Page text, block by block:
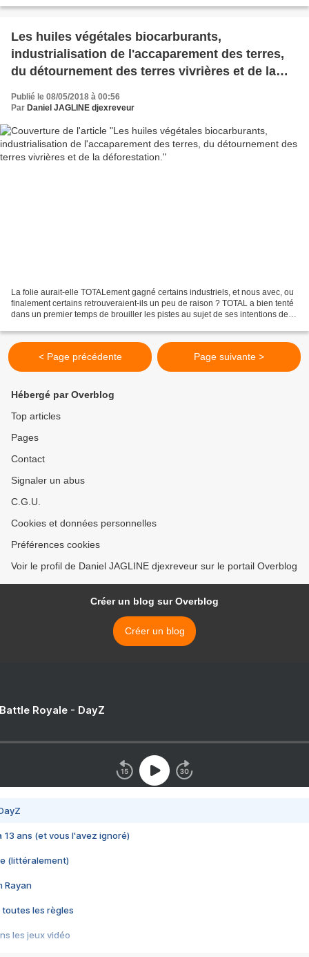
Les huiles végétales biocarburants,
industrialisation de l'accaparement des terres,
du détournement des terres vivrières et de la
Publié le 08/05/2018 à 00:56
Par Daniel JAGLINE djexreveur
La folie aurait-elle TOTALement gagné certains industriels, et nous avec, ou
finalement certains retrouveraient-ils un peu de raison ? TOTAL a bien tenté
dans un premier temps de brouiller les pistes au sujet de ses intentions de
< Page précédente Page suivante >
Hébergé par Overblog
Top articles
Pages
Contact
Signaler un abus
C.G.U.
Cookies et données personnelles
Préférences cookies
Voir le profil de Daniel JAGLINE djexreveur sur le portail Overblog
Créer un blog sur Overblog
Créer un blog
Royale - DayZ
13 ans (et vous l'avez ignoré)
(littéralement)
Rayan
toutes les règles
les jeux vidéo